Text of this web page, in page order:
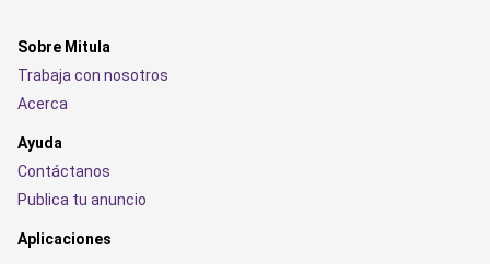
Sobre Mitula
Trabaja con nosotros
Acerca
Ayuda
Contáctanos
Publica tu anuncio
Aplicaciones